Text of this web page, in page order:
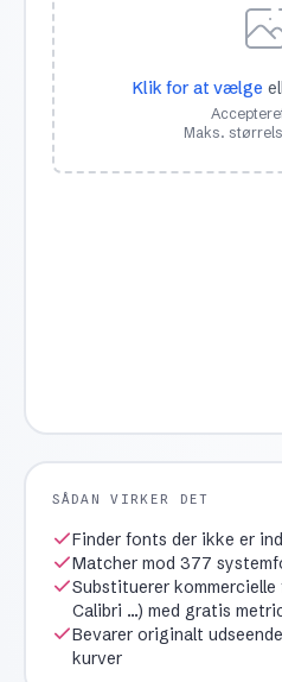
Klik for at vælge
Maks.
SÅDAN VIRKER DET
Finder fonts der ikke er
Matcher mod 377
Substituerer
Calibri ...) med gratis
Bevarer originalt
kurver